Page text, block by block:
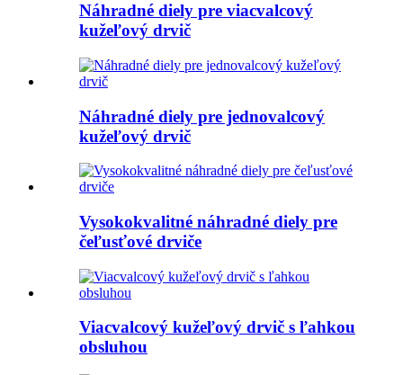
Náhradné diely pre viacvalcový
kužeľový drvič
Náhradné diely pre jednovalcový
kužeľový drvič
Vysokokvalitné náhradné diely pre
čeľusťové drviče
Viacvalcový kužeľový drvič s ľahkou
obsluhou